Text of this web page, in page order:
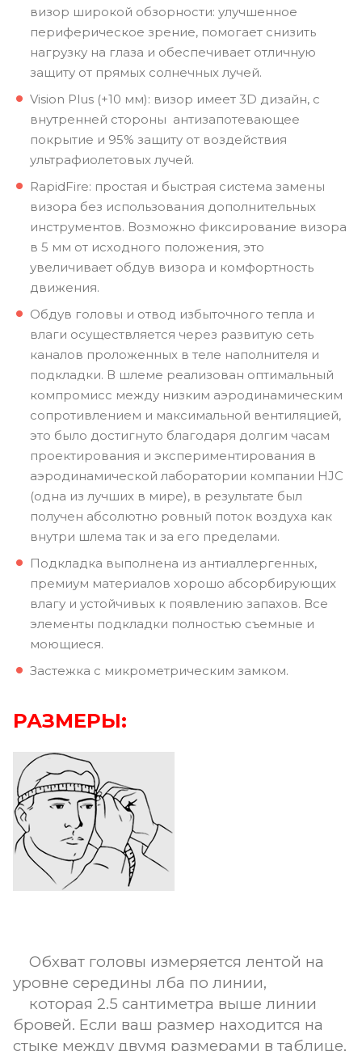
визор широкой обзорности: улучшенное
периферическое зрение, помогает снизить
нагрузку на глаза и обеспечивает отличную
защиту от прямых солнечных лучей.
Vision Plus (+10 мм): визор имеет 3D дизайн, с
внутренней стороны антизапотевающее
покрытие и 95% защиту от воздействия
ультрафиолетовых лучей.
RapidFire: простая и быстрая система замены
визора без использования дополнительных
инструментов. Возможно фиксирование визора
в 5 мм от исходного положения, это
увеличивает обдув визора и комфортность
движения.
Обдув головы и отвод избыточного тепла и
влаги осуществляется через развитую сеть
каналов проложенных в теле наполнителя и
подкладки. В шлеме реализован оптимальный
компромисс между низким аэродинамическим
сопротивлением и максимальной вентиляцией,
это было достигнуто благодаря долгим часам
проектирования и экспериментирования в
аэродинамической лаборатории компании HJC
(одна из лучших в мире), в результате был
получен абсолютно ровный поток воздуха как
внутри шлема так и за его пределами.
Подкладка выполнена из антиаллергенных,
премиум материалов хорошо абсорбирующих
влагу и устойчивых к появлению запахов. Все
элементы подкладки полностью съемные и
моющиеся.
Застежка с микрометрическим замком.
РАЗМЕРЫ:
Обхват головы измеряется лентой на
уровне середины лба по линии,
которая 2.5 сантиметра выше линии
бровей. Если ваш размер находится на
стыке между двумя размерами в таблице,